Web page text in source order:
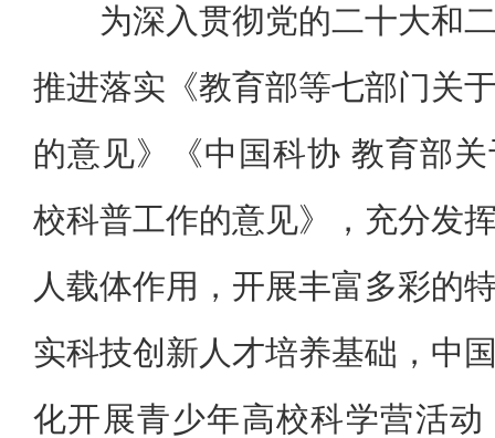
为深入贯彻党的二十大和
推进落实《教育部等七部门关
的意见》《中国科协 教育部
校科普工作的意见》，充分发
人载体作用，开展丰富多彩的
实科技创新人才培养基础，中
化开展青少年高校科学营活